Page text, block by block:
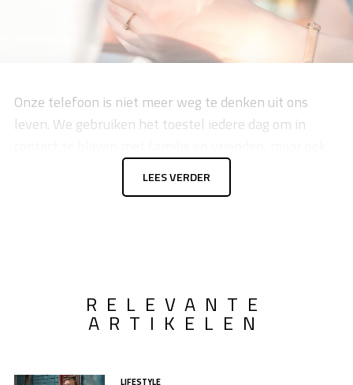
Onze telefoon is niet meer weg te denken uit ons
leven. We gebruiken het toestel iedere dag om in
voor vermaak. Even een filmpje op YouTube of Tik Tok
kijken als je moet wachten? We zien het allemaal om
LEES VERDER
RELEVANTE
ARTIKELEN
LIFESTYLE